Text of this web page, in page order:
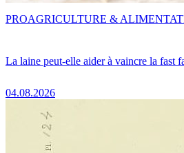
La laine peut-elle aider à vaincre la fast
04.08.2026
PROAGRICULTURE &